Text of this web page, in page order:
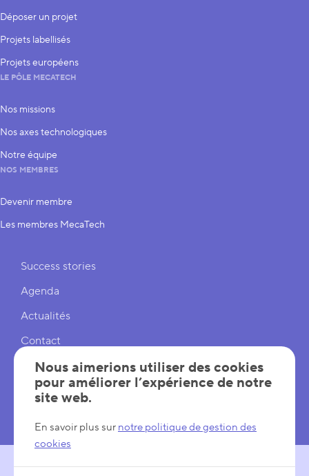
Déposer un projet
Projets labellisés
Projets européens
LE PÔLE MECATECH
Nos missions
Nos axes technologiques
Notre équipe
NOS MEMBRES
Devenir membre
Les membres MecaTech
Liens rapides
Success stories
Agenda
Actualités
Contact
Cookies
Réglages cookies
Nous aimerions utiliser des cookies
pour améliorer l’expérience de notre
site web.
En savoir plus sur notre politique de gestion des
cookies